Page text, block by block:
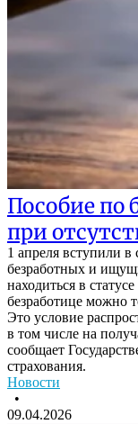
Пособие по
при
1 апреля вступили
безработных и
находиться в
безработице можно
Это условие
в том числе на
сообщает
страхования.
Новости
•
09.04.2026